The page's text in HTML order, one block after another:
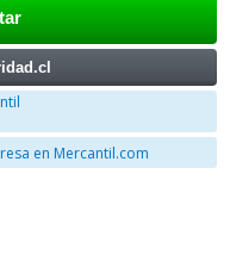
en Mercantil.com